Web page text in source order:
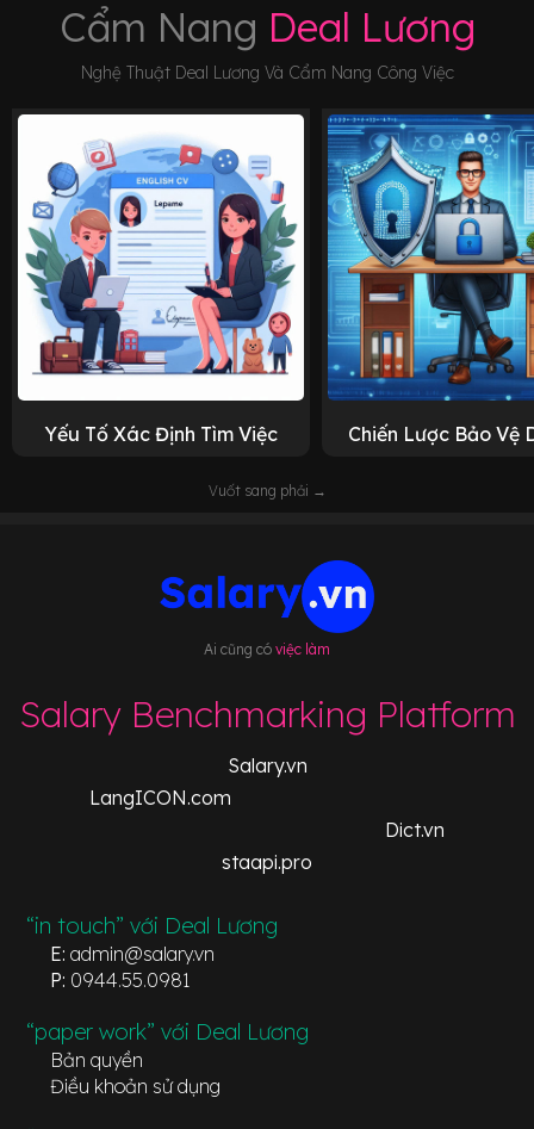
Cẩm Nang Deal Lương
Nghệ Thuật Deal Lương Và Cẩm Nang Công Việc
Yếu Tố Xác Định Tìm Việc Chiến Lược Bảo Vệ
Vuốt sang phải →
Ai cũng có việc làm
Salary Benchmarking Platform
Salary.vn
LangICON.com
Dict.vn
staapi.pro
“in touch” với Deal Lương
E: admin@salary.vn
P: 0944.55.0981
“paper work” với Deal Lương
Bản quyền
Điều khoản sử dụng